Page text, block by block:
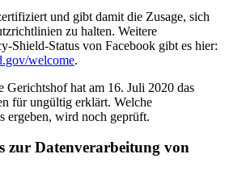
und gibt damit die Zusage, sich
zu halten. Weitere
Shield-Status von Facebook gibt es hier:
welcome.
Gerichtshof hat am 16. Juli 2020 das
für ungültig erklärt. Welche
ergeben, wird noch geprüft.
zur Datenverarbeitung von